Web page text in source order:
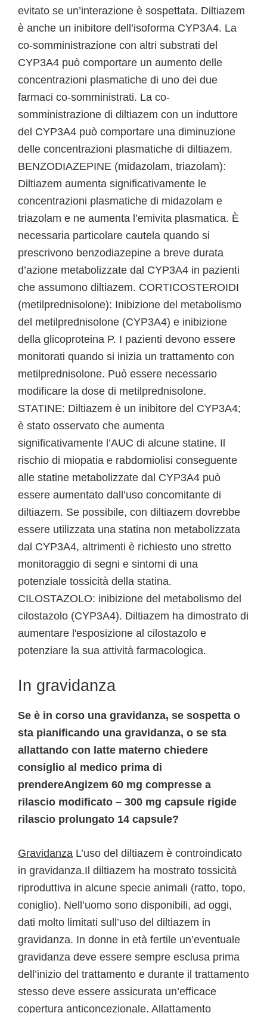
evitato se un’interazione è sospettata. Diltiazem
è anche un inibitore dell’isoforma CYP3A4. La
co-somministrazione con altri substrati del
CYP3A4 può comportare un aumento delle
concentrazioni plasmatiche di uno dei due
farmaci co-somministrati. La co-
somministrazione di diltiazem con un induttore
del CYP3A4 può comportare una diminuzione
delle concentrazioni plasmatiche di diltiazem.
BENZODIAZEPINE (midazolam, triazolam):
Diltiazem aumenta significativamente le
concentrazioni plasmatiche di midazolam e
triazolam e ne aumenta l’emivita plasmatica. È
necessaria particolare cautela quando si
prescrivono benzodiazepine a breve durata
d’azione metabolizzate dal CYP3A4 in pazienti
che assumono diltiazem. CORTICOSTEROIDI
(metilprednisolone): Inibizione del metabolismo
del metilprednisolone (CYP3A4) e inibizione
della glicoproteina P. I pazienti devono essere
monitorati quando si inizia un trattamento con
metilprednisolone. Può essere necessario
modificare la dose di metilprednisolone.
STATINE: Diltiazem è un inibitore del CYP3A4;
è stato osservato che aumenta
significativamente l’AUC di alcune statine. Il
rischio di miopatia e rabdomiolisi conseguente
alle statine metabolizzate dal CYP3A4 può
essere aumentato dall’uso concomitante di
diltiazem. Se possibile, con diltiazem dovrebbe
essere utilizzata una statina non metabolizzata
dal CYP3A4, altrimenti è richiesto uno stretto
monitoraggio di segni e sintomi di una
potenziale tossicità della statina.
CILOSTAZOLO: inibizione del metabolismo del
cilostazolo (CYP3A4). Diltiazem ha dimostrato di
aumentare l'esposizione al cilostazolo e
potenziare la sua attività farmacologica.
In gravidanza
Se è in corso una gravidanza, se sospetta o
sta pianificando una gravidanza, o se sta
allattando con latte materno chiedere
consiglio al medico prima di
prendereAngizem 60 mg compresse a
rilascio modificato – 300 mg capsule rigide
rilascio prolungato 14 capsule?
Gravidanza L’uso del diltiazem è controindicato
in gravidanza.Il diltiazem ha mostrato tossicità
riproduttiva in alcune specie animali (ratto, topo,
coniglio). Nell’uomo sono disponibili, ad oggi,
dati molto limitati sull’uso del diltiazem in
gravidanza. In donne in età fertile un’eventuale
gravidanza deve essere sempre esclusa prima
dell’inizio del trattamento e durante il trattamento
stesso deve essere assicurata un’efficace
copertura anticoncezionale. Allattamento